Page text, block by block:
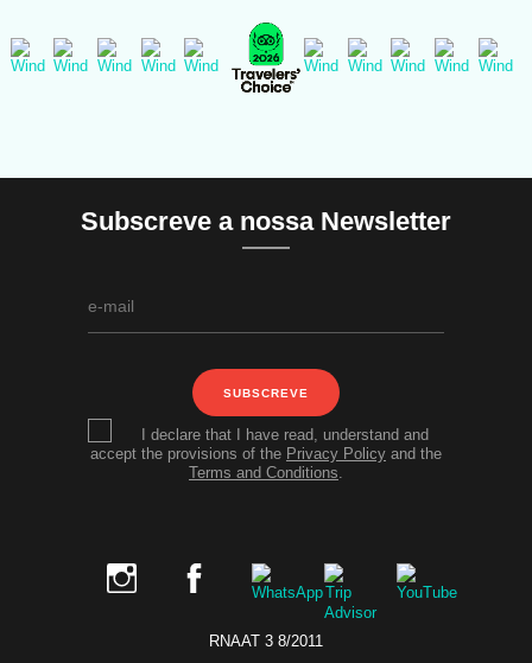
Subscreve a nossa Newsletter
SUBSCREVE
I declare that I have read, understand and
accept the provisions of the Privacy Policy and the
Terms and Conditions.
RNAAT 3 8/2011